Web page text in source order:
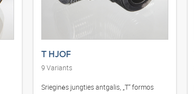
T HJOF
9 Variants
Srieginės jungties antgalis, „T“ formos